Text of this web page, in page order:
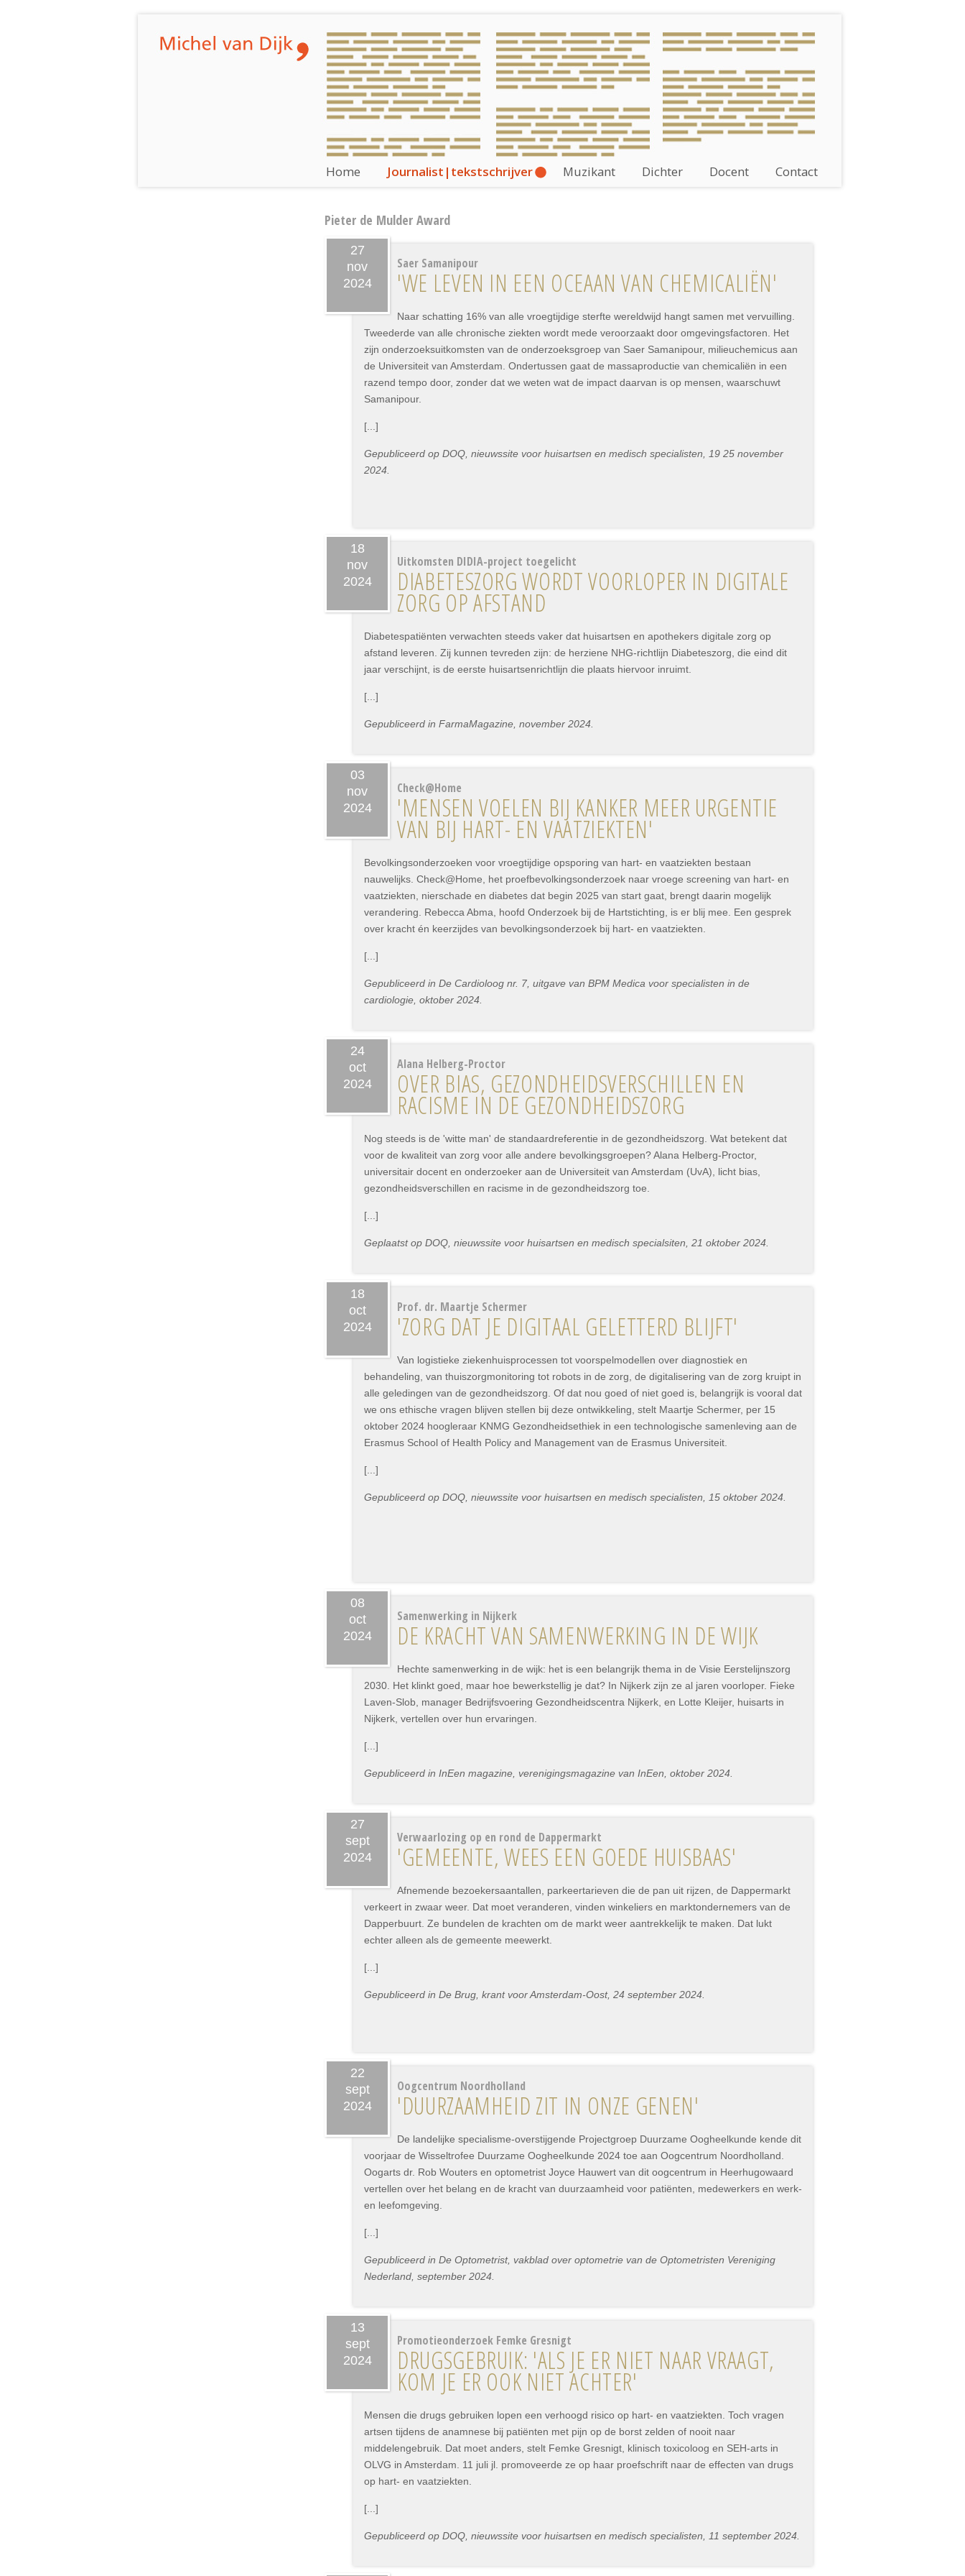
Home Journalist|tekstschrijver Muzikant Dichter Docent Contact
Pieter de Mulder Award
27
nov
2024
Saer Samanipour
'WE LEVEN IN EEN OCEAAN VAN CHEMICALIËN'
Naar schatting 16% van alle vroegtijdige sterfte wereldwijd hangt samen met vervuilling.
Tweederde van alle chronische ziekten wordt mede veroorzaakt door omgevingsfactoren. Het
zijn onderzoeksuitkomsten van de onderzoeksgroep van Saer Samanipour, milieuchemicus aan
de Universiteit van Amsterdam. Ondertussen gaat de massaproductie van chemicaliën in een
razend tempo door, zonder dat we weten wat de impact daarvan is op mensen, waarschuwt
Samanipour.
[...]
Gepubliceerd op DOQ, nieuwssite voor huisartsen en medisch specialisten, 19 25 november
2024.
18
nov
2024
Uitkomsten DIDIA-project toegelicht
DIABETESZORG WORDT VOORLOPER IN DIGITALE
ZORG OP AFSTAND
Diabetespatiënten verwachten steeds vaker dat huisartsen en apothekers digitale zorg op
afstand leveren. Zij kunnen tevreden zijn: de herziene NHG-richtlijn Diabeteszorg, die eind dit
jaar verschijnt, is de eerste huisartsenrichtlijn die plaats hiervoor inruimt.
[...]
Gepubliceerd in FarmaMagazine, november 2024.
03
nov
2024
Check@Home
'MENSEN VOELEN BIJ KANKER MEER URGENTIE
VAN BIJ HART- EN VAATZIEKTEN'
Bevolkingsonderzoeken voor vroegtijdige opsporing van hart- en vaatziekten bestaan
nauwelijks. Check@Home, het proefbevolkingsonderzoek naar vroege screening van hart- en
vaatziekten, nierschade en diabetes dat begin 2025 van start gaat, brengt daarin mogelijk
verandering. Rebecca Abma, hoofd Onderzoek bij de Hartstichting, is er blij mee. Een gesprek
over kracht én keerzijdes van bevolkingsonderzoek bij hart- en vaatziekten.
[...]
Gepubliceerd in De Cardioloog nr. 7, uitgave van BPM Medica voor specialisten in de
cardiologie, oktober 2024.
24
oct
2024
Alana Helberg-Proctor
OVER BIAS, GEZONDHEIDSVERSCHILLEN EN
RACISME IN DE GEZONDHEIDSZORG
Nog steeds is de 'witte man' de standaardreferentie in de gezondheidszorg. Wat betekent dat
voor de kwaliteit van zorg voor alle andere bevolkingsgroepen? Alana Helberg-Proctor,
universitair docent en onderzoeker aan de Universiteit van Amsterdam (UvA), licht bias,
gezondheidsverschillen en racisme in de gezondheidszorg toe.
[...]
Geplaatst op DOQ, nieuwssite voor huisartsen en medisch specialsiten, 21 oktober 2024.
18
oct
2024
Prof. dr. Maartje Schermer
'ZORG DAT JE DIGITAAL GELETTERD BLIJFT'
Van logistieke ziekenhuisprocessen tot voorspelmodellen over diagnostiek en
behandeling, van thuiszorgmonitoring tot robots in de zorg, de digitalisering van de zorg kruipt in
alle geledingen van de gezondheidszorg. Of dat nou goed of niet goed is, belangrijk is vooral dat
we ons ethische vragen blijven stellen bij deze ontwikkeling, stelt Maartje Schermer, per 15
oktober 2024 hoogleraar KNMG Gezondheidsethiek in een technologische samenleving aan de
Erasmus School of Health Policy and Management van de Erasmus Universiteit.
[...]
Gepubliceerd op DOQ, nieuwssite voor huisartsen en medisch specialisten, 15 oktober 2024.
08
oct
2024
Samenwerking in Nijkerk
DE KRACHT VAN SAMENWERKING IN DE WIJK
Hechte samenwerking in de wijk: het is een belangrijk thema in de Visie Eerstelijnszorg
2030. Het klinkt goed, maar hoe bewerkstellig je dat? In Nijkerk zijn ze al jaren voorloper. Fieke
Laven-Slob, manager Bedrijfsvoering Gezondheidscentra Nijkerk, en Lotte Kleijer, huisarts in
Nijkerk, vertellen over hun ervaringen.
[...]
Gepubliceerd in InEen magazine, verenigingsmagazine van InEen, oktober 2024.
27
sept
2024
Verwaarlozing op en rond de Dappermarkt
'GEMEENTE, WEES EEN GOEDE HUISBAAS'
Afnemende bezoekersaantallen, parkeertarieven die de pan uit rijzen, de Dappermarkt
verkeert in zwaar weer. Dat moet veranderen, vinden winkeliers en marktondernemers van de
Dapperbuurt. Ze bundelen de krachten om de markt weer aantrekkelijk te maken. Dat lukt
echter alleen als de gemeente meewerkt.
[...]
Gepubliceerd in De Brug, krant voor Amsterdam-Oost, 24 september 2024.
22
sept
2024
Oogcentrum Noordholland
'DUURZAAMHEID ZIT IN ONZE GENEN'
De landelijke specialisme-overstijgende Projectgroep Duurzame Oogheelkunde kende dit
voorjaar de Wisseltrofee Duurzame Oogheelkunde 2024 toe aan Oogcentrum Noordholland.
Oogarts dr. Rob Wouters en optometrist Joyce Hauwert van dit oogcentrum in Heerhugowaard
vertellen over het belang en de kracht van duurzaamheid voor patiënten, medewerkers en werk-
en leefomgeving.
[...]
Gepubliceerd in De Optometrist, vakblad over optometrie van de Optometristen Vereniging
Nederland, september 2024.
13
sept
2024
Promotieonderzoek Femke Gresnigt
DRUGSGEBRUIK: 'ALS JE ER NIET NAAR VRAAGT,
KOM JE ER OOK NIET ACHTER'
Mensen die drugs gebruiken lopen een verhoogd risico op hart- en vaatziekten. Toch vragen
artsen tijdens de anamnese bij patiënten met pijn op de borst zelden of nooit naar
middelengebruik. Dat moet anders, stelt Femke Gresnigt, klinisch toxicoloog en SEH-arts in
OLVG in Amsterdam. 11 juli jl. promoveerde ze op haar proefschrift naar de effecten van drugs
op hart- en vaatziekten.
[...]
Gepubliceerd op DOQ, nieuwssite voor huisartsen en medisch specialisten, 11 september 2024.